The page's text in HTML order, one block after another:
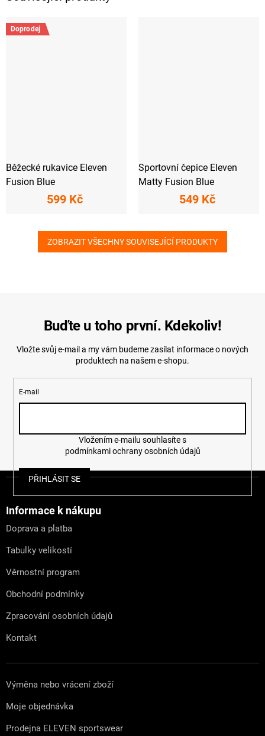
Doprodej
Běžecké rukavice Eleven
Fusion Blue
599 Kč
Sportovní čepice Eleven
Matty Fusion Blue
549 Kč
ZOBRAZIT VŠECHNY SOUVISEJÍCÍ PRODUKTY
Buďte u toho první. Kdekoliv!
Vložte svůj e-mail a my vám budeme zasílat informace o nových
produktech na našem e-shopu.
E-mail
podmínkami ochrany osobních údajů
PŘIHLÁSIT SE
Informace k nákupu
Doprava a platba
Tabulky velikostí
Věrnostní program
Obchodní podmínky
Zpracování osobních údajů
Kontakt
Výměna nebo vrácení zboží
Moje objednávka
Prodejna ELEVEN sportswear